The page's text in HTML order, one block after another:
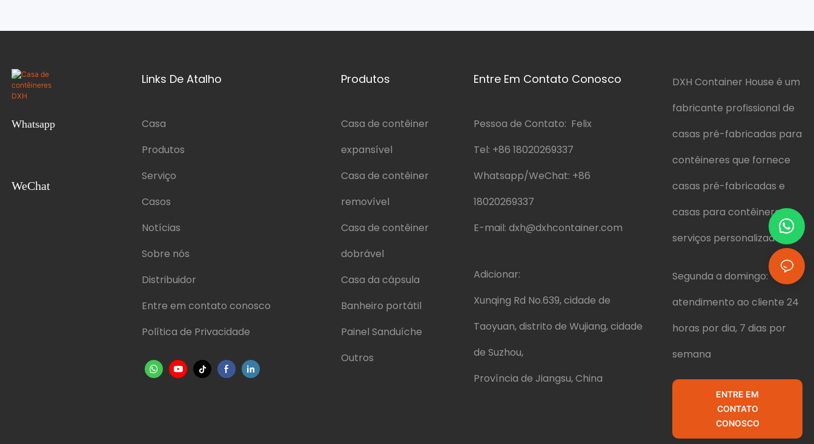
Whatsapp
WeChat
Links De Atalho
Casa
Produtos
Serviço
Casos
Notícias
Sobre nós
Distribuidor
Entre em contato conosco
Política de Privacidade
Produtos
Casa de contêiner
expansível
Casa de contêiner
removível
Casa de contêiner
dobrável
Casa da cápsula
Banheiro portátil
Painel Sanduíche
Outros
Entre Em Contato Conosco
Pessoa de Contato: Felix
Tel: +86 18020269337
Whatsapp/WeChat: +86
18020269337
E-mail: dxh@dxhcontainer.com
Adicionar:
Xunqing Rd No.639, cidade de
Taoyuan, distrito de Wujiang, cidade
de Suzhou,
Província de Jiangsu, China
DXH Container House é um
fabricante profissional de
casas pré-fabricadas para
contêineres que fornece
casas pré-fabricadas e
casas para contêineres e
serviços personalizados.
Segunda a domingo:
atendimento ao cliente 24
horas por dia, 7 dias por
semana
ENTRE EM
CONTATO
CONOSCO